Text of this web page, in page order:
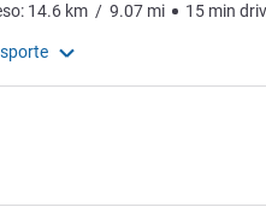
14.6 km / 9.07 mi 15 min